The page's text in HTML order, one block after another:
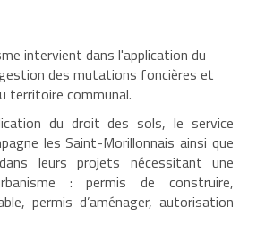
intervient dans l'application du
des mutations foncières et
territoire communal.
du droit des sols, le service
les Saint-Morillonnais ainsi que
leurs projets nécessitant une
: permis de construire,
permis d’aménager, autorisation